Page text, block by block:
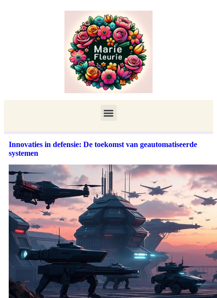
Innovaties in defensie: De toekomst van geautomatiseerde
systemen